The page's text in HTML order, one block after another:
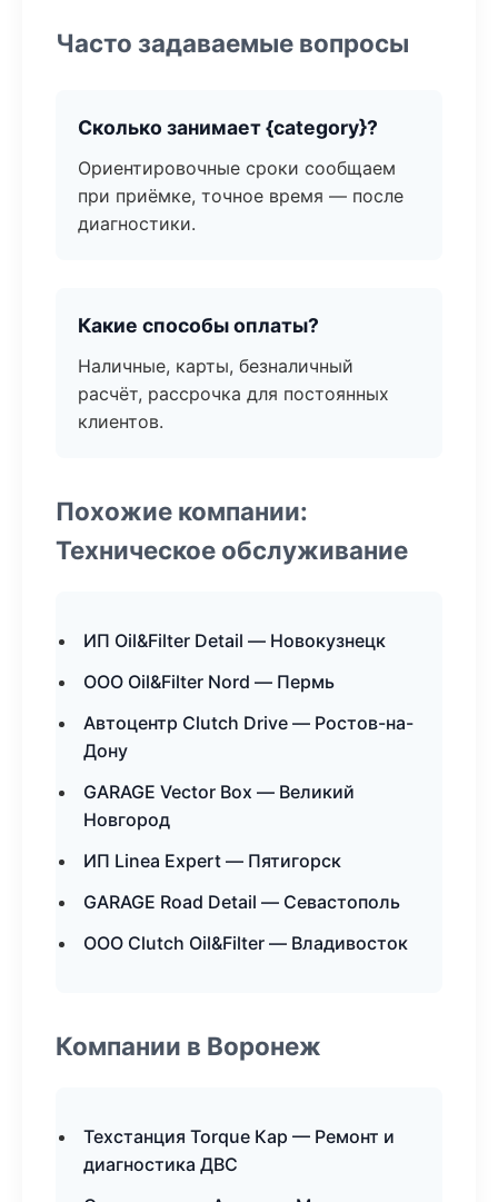
Часто задаваемые вопросы
Сколько занимает {category}?
Ориентировочные сроки сообщаем
при приёмке, точное время — после
диагностики.
Какие способы оплаты?
Наличные, карты, безналичный
расчёт, рассрочка для постоянных
клиентов.
Похожие компании:
Техническое обслуживание
ИП Oil&Filter Detail — Новокузнецк
ООО Oil&Filter Nord — Пермь
Автоцентр Clutch Drive — Ростов-на-
Дону
GARAGE Vector Box — Великий
Новгород
ИП Linea Expert — Пятигорск
GARAGE Road Detail — Севастополь
ООО Clutch Oil&Filter — Владивосток
Компании в Воронеж
Техстанция Torque Кар — Ремонт и
диагностика ДВС